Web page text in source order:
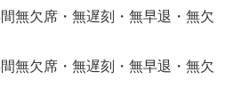
無欠席・無遅刻・無早退・無欠
無欠席・無遅刻・無早退・無欠